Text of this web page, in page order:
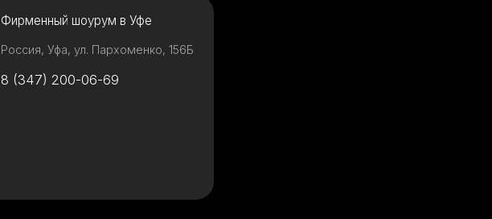
Фирменный шоурум в Уфе
Россия, Уфа, ул. Пархоменко, 156Б
8 (347) 200-06-69